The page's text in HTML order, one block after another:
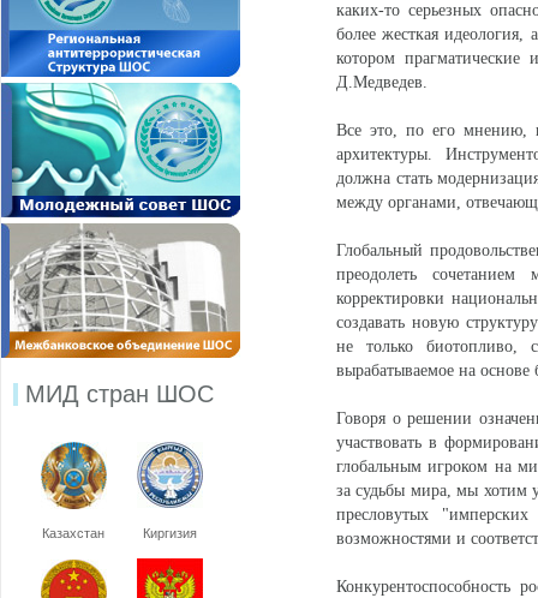
МИД стран ШОС
Казахстан Киргизия
каких-то серьезных
более жесткая
котором
Д.Медведев.
Все это, по его мнению,
архитектуры.
должна стать
между органами,
Глобальный
преодолеть
корректировки
создавать новую
не только биотопливо,
вырабатываемое на основе
Говоря о решении
участвовать в
глобальным игроком на
за судьбы мира, мы хотим
пресловутых
возможностями и
Конкурентоспособность